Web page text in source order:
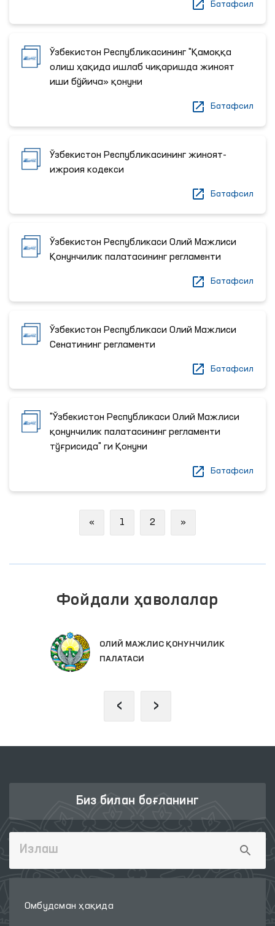
Батафсил
Ўзбекистон Республикасининг "Қамоққа
олиш ҳақида ишлаб чиқаришда жиноят
иши бўйича» қонуни
Батафсил
Ўзбекистон Республикасининг жиноят-
ижроия кодекси
Батафсил
Ўзбекистон Республикаси Олий Мажлиси
Қонунчилик палатасининг регламенти
Батафсил
Ўзбекистон Республикаси Олий Мажлиси
Сенатининг регламенти
Батафсил
"Ўзбекистон Республикаси Олий Мажлиси
қонунчилик палатасининг регламенти
тўғрисида" ги Қонуни
Батафсил
« Previous
1 2 »
Фойдали ҳаволалар
ОЛИЙ МАЖЛИС ҚОНУНЧИЛИК
ПАЛАТАСИ
‹ ›
Биз билан боғланинг
Омбудсман ҳақида